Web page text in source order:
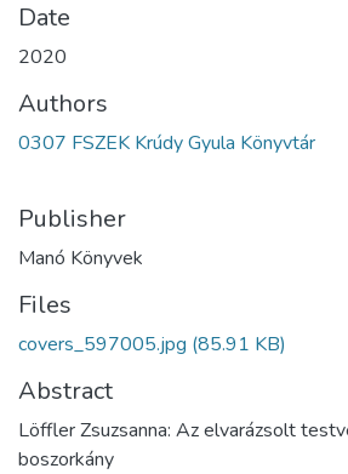
Date
2020
Authors
0307 FSZEK Krúdy Gyula Könyvtár
Publisher
Manó Könyvek
Files
covers_597005.jpg (85.91 KB)
Abstract
Löffler Zsuzsanna: Az elvarázsolt
boszorkány